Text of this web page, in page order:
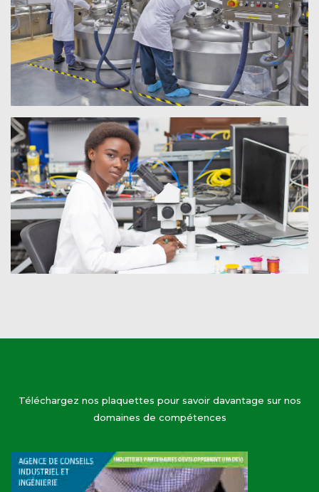
Téléchargez nos plaquettes pour savoir davantage sur nos
domaines de compétences